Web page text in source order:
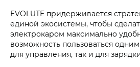
EVOLUTE придерживается
единой экосистемы, чтобы
электрокаром максимально
возможность пользоваться
для управления, так и для